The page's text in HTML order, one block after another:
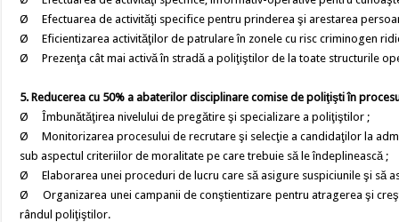
Ø Efectuarea de activităţi specifice pentru prinderea şi arestarea
Ø Eficientizarea activităţilor de patrulare în zonele cu risc criminogen
Ø Prezenţa cât mai activă în stradă a poliţiştilor de la toate structurile
5. Reducerea cu 50% a abaterilor disciplinare comise de poliţişti în
Ø Îmbunătăţirea nivelului de pregătire şi specializare a poliţiştilor ;
Ø Monitorizarea procesului de recrutare şi selecţie a candidaţilor la
sub aspectul criteriilor de moralitate pe care trebuie să le îndeplinească ;
Ø Elaborarea unei proceduri de lucru care să asigure suspiciunile şi să
Ø Organizarea unei campanii de conştientizare pentru atragerea şi
rândul poliţiştilor.